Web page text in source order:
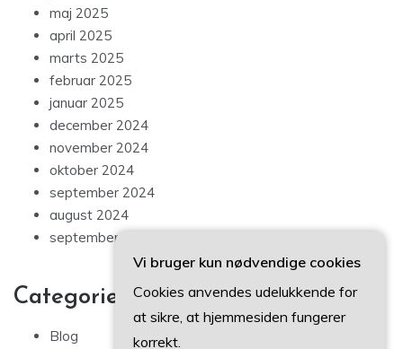
maj 2025
april 2025
marts 2025
februar 2025
januar 2025
december 2024
november 2024
oktober 2024
september 2024
august 2024
september 2023
Categories
Blog
Vi bruger kun nødvendige cookies
Cookies anvendes udelukkende for
at sikre, at hjemmesiden fungerer
korrekt.